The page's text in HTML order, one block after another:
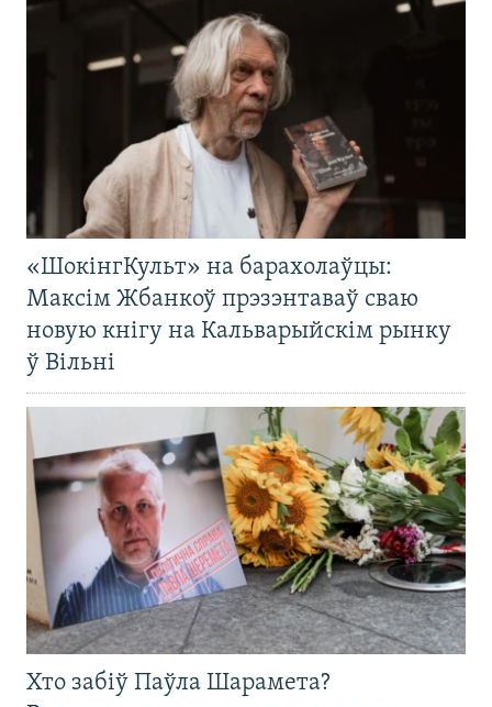
«ШокінгКульт» на барахолаўцы:
Максім Жбанкоў прэзэнтаваў сваю
новую кнігу на Кальварыйскім рынку
ў Вільні
Хто забіў Паўла Шарамета?